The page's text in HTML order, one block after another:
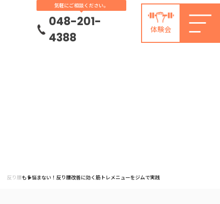
気軽にご相談ください。
048-201-
4388
体験会
反り腰もう悩まない！反り腰改善に効く筋トレメニューをジムで実践